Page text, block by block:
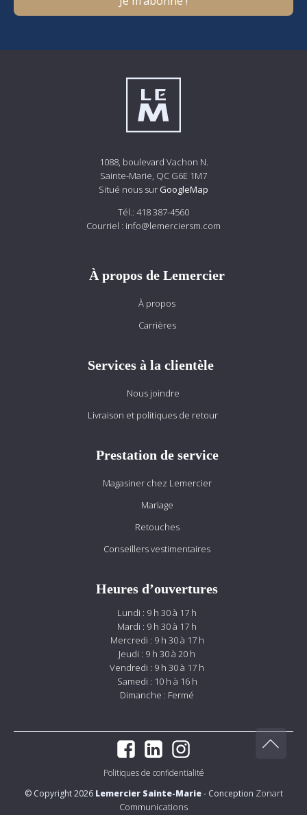
1088, boulevard Vachon N.
Sainte-Marie, QC G6E 1M7
Situé nous sur GoogleMap
Tél.: 418 387-4560
Courriel : info@lemerciersm.com
À propos de Lemercier
À propos
Carrières
Services à la clientèle
Nous joindre
Livraison et politiques de retour
Prestation de service
Magasiner chez Lemercier
Mariage
Retouches
Conseillers vestimentaires
Heures d’ouvertures
Lundi : 9 h 30 à 17 h
Mardi : 9 h 30 à 17 h
Mercredi : 9 h 30 à 17 h
Jeudi : 9 h 30 à 20 h
Vendredi : 9 h 30 à 17 h
Samedi : 10 h à 16 h
Dimanche : Fermé
© Copyright 2026 Lemercier Sainte-Marie- Conception Zonart
Communications
Politiques de confidentialité